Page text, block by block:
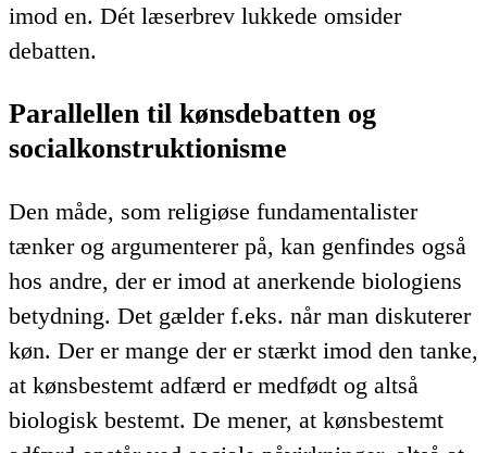
imod en. Dét læserbrev lukkede omsider
debatten.
Parallellen til kønsdebatten og
socialkonstruktionisme
Den måde, som religiøse fundamentalister
tænker og argumenterer på, kan genfindes også
hos andre, der er imod at anerkende biologiens
betydning. Det gælder f.eks. når man diskuterer
køn. Der er mange der er stærkt imod den tanke,
at kønsbestemt adfærd er medfødt og altså
biologisk bestemt. De mener, at kønsbestemt